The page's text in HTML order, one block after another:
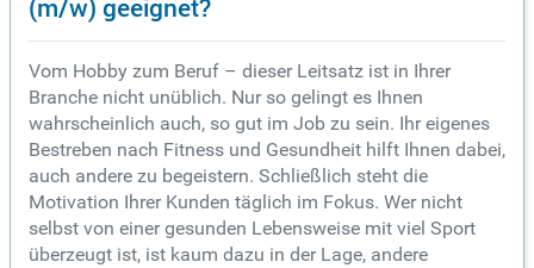
Vom Hobby zum Beruf – dieser Leitsatz ist in Ihrer
Branche nicht unüblich. Nur so gelingt es Ihnen
wahrscheinlich auch, so gut im Job zu sein. Ihr eigenes
Bestreben nach Fitness und Gesundheit hilft Ihnen dabei,
auch andere zu begeistern. Schließlich steht die
Motivation Ihrer Kunden täglich im Fokus. Wer nicht
selbst von einer gesunden Lebensweise mit viel Sport
überzeugt ist, ist kaum dazu in der Lage, andere